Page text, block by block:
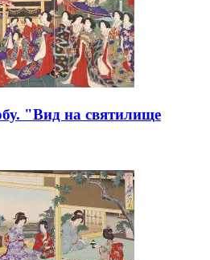
"Вид на святилище